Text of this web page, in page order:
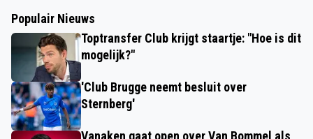
Populair Nieuws
Toptransfer Club krijgt staartje: "Hoe is dit
mogelijk?"
'Club Brugge neemt besluit over
Sternberg'
Vanaken gaat open over Van Bommel als